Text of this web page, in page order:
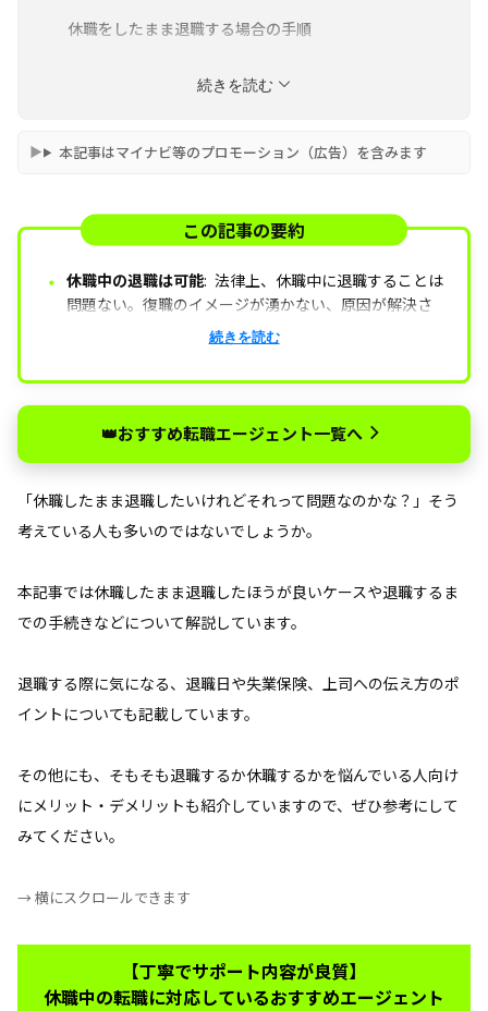
休職をしたまま退職する場合の手順
続きを読む
本記事はマイナビ等のプロモーション（広告）を含みます
この記事の要約
・ 休職中の退職は可能: 法律上、休職中に退職することは
問題ない。復職のイメージが湧かない、原因が解決さ
れない、あるいは病状が回復しない場合は、無理せず
退職を選択することも選択肢の一つ。
まずは上司へ意思を伝え、退職届などの書
類を提出。郵送での対応も可能、ただし円満に終える
ためには会社の規定（退職の1ヶ月前など）を確認して
おくことが重要。
活を守るための公的手続きを忘れずに行う。
続きを読む
👑おすすめ転職エージェント一覧へ
「休職したまま退職したいけれどそれって問題なのかな？」そう
考えている人も多いのではないでしょうか。
本記事では休職したまま退職したほうが良いケースや退職するま
での手続きなどについて解説しています。
退職する際に気になる、退職日や失業保険、上司への伝え方のポ
イントについても記載しています。
その他にも、そもそも退職するか休職するかを悩んでいる人向け
にメリット・デメリットも紹介していますので、ぜひ参考にして
みてください。
→ 横にスクロールできます
【丁寧でサポート内容が良質】
休職中の転職に対応しているおすすめエージェント